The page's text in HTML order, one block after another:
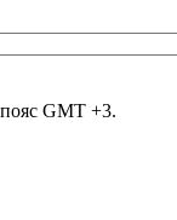
GMT +3.